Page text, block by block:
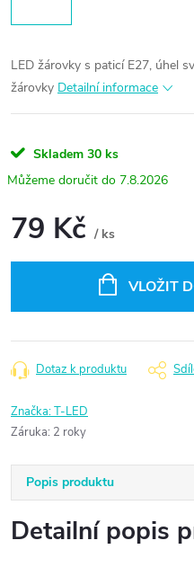
LED žárovky s paticí E27, úhel
žárovky Detailní informace
Skladem 30 ks
7.8.2026
79 Kč / ks
VLOŽIT
Dotaz k produktu
Značka:T-LED
Záruka: 2 roky
Popis produktu
Detailní popis